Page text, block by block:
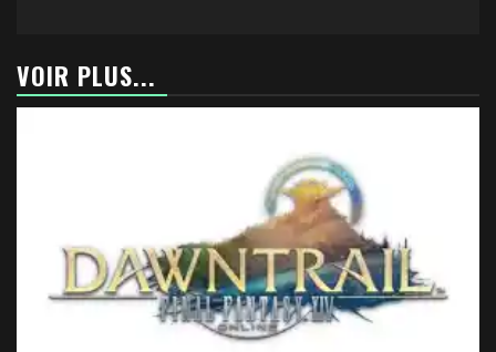
VOIR PLUS...